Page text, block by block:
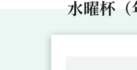
水曜杯（